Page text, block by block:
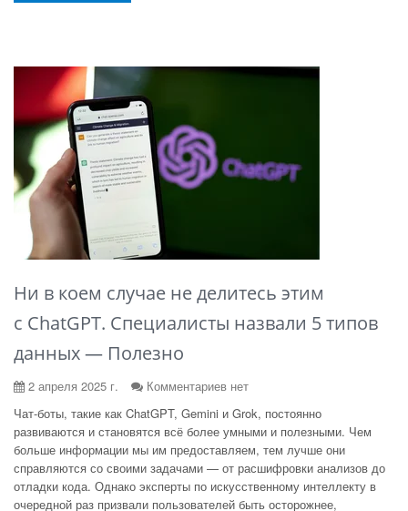
Ни в коем случае не делитесь этим
с ChatGPT. Специалисты назвали 5 типов
данных — Полезно
2 апреля 2025 г.
Комментариев нет
Чат-боты, такие как ChatGPT, Gemini и Grok, постоянно
развиваются и становятся всё более умными и полезными. Чем
больше информации мы им предоставляем, тем лучше они
справляются со своими задачами — от расшифровки анализов до
отладки кода. Однако эксперты по искусственному интеллекту в
очередной раз призвали пользователей быть осторожнее,